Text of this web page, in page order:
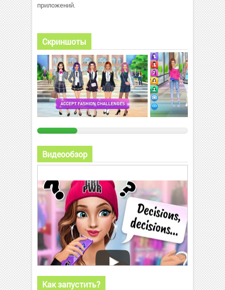
приложений.
Скриншоты
Видеообзор
Как запустить?